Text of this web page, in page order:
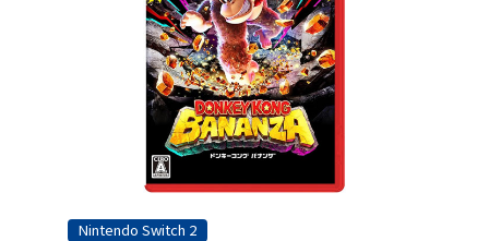
Nintendo Switch 2